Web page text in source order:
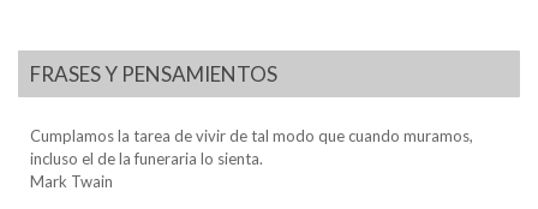
FRASES Y PENSAMIENTOS
Cumplamos la tarea de vivir de tal modo que cuando muramos,
incluso el de la funeraria lo sienta.
Mark Twain